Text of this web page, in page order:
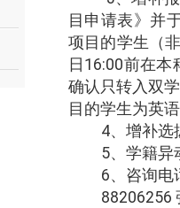
目申请表》并
项目的学生（
日16:00前在本
确认只转入双
目的学生为英
4、增补选
5、学籍异
6、咨询电
88206256